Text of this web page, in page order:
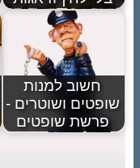
חשוב למנות
שופטים ושוטרים -
פרשת שופטים